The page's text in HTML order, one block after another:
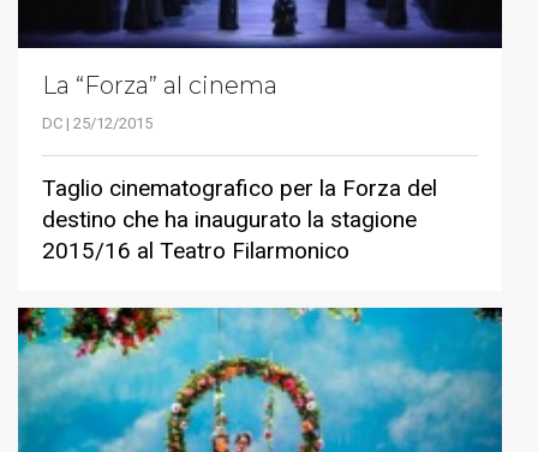
La “Forza” al cinema
DC | 25/12/2015
Taglio cinematografico per la Forza del
destino che ha inaugurato la stagione
2015/16 al Teatro Filarmonico